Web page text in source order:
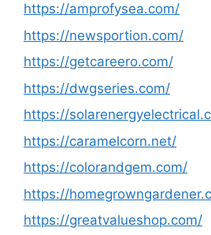
https://amprofysea.com/
https://newsportion.com/
https://getcareero.com/
https://dwgseries.com/
https://
https://caramelcorn.net/
https://colorandgem.com/
https://
https://greatvalueshop.com/